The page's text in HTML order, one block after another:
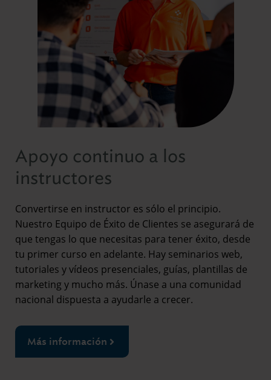
Apoyo continuo a los
instructores
Convertirse en instructor es sólo el principio.
Nuestro Equipo de Éxito de Clientes se asegurará de
que tengas lo que necesitas para tener éxito, desde
tu primer curso en adelante. Hay seminarios web,
tutoriales y vídeos presenciales, guías, plantillas de
marketing y mucho más. Únase a una comunidad
nacional dispuesta a ayudarle a crecer.
Más información